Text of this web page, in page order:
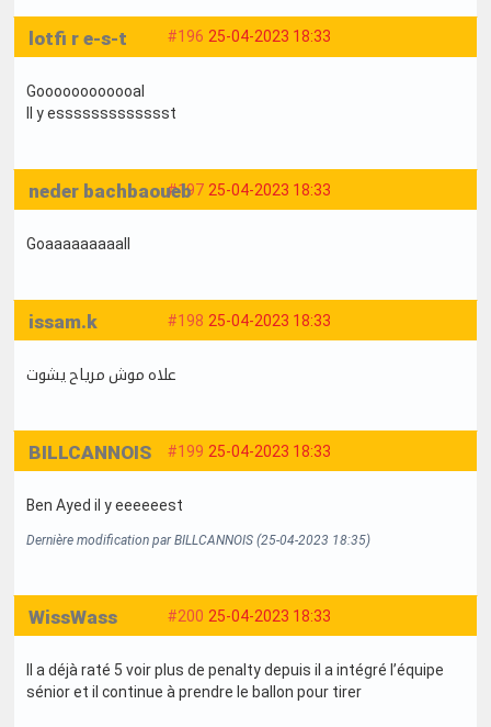
#196 25-04-2023 18:33
lotfi r e-s-t
Goooooooooooal
Il y essssssssssssst
#197 25-04-2023 18:33
neder bachbaoueb
Goaaaaaaaaall
#198 25-04-2023 18:33
issam.k
علاه موش مرياح يشوت
#199 25-04-2023 18:33
BILLCANNOIS
Ben Ayed il y eeeeeest
Dernière modification par BILLCANNOIS (25-04-2023 18:35)
#200 25-04-2023 18:33
WissWass
Il a déjà raté 5 voir plus de penalty depuis il a intégré l’équipe
sénior et il continue à prendre le ballon pour tirer